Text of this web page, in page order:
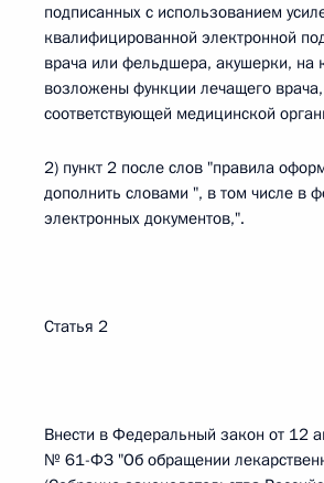
подписанных с использованием
квалифицированной электронной
врача или фельдшера, акушерки, на
возложены функции лечащего
соответствующей медицинской
2) пункт 2 после слов "правила
дополнить словами ", в том числе в
электронных документов,".
Статья 2
Внести в Федеральный закон от 12
№ 61-ФЗ "Об обращении